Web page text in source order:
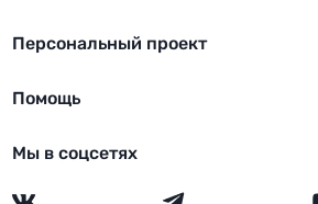
Персональный проект
Помощь
Мы в соцсетях